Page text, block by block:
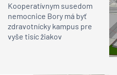
Kooperatívnym susedom
nemocnice Bory má byť
zdravotnícky kampus pre
vyše tisíc žiakov